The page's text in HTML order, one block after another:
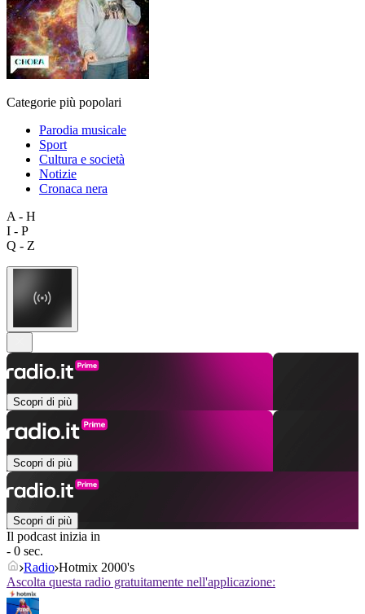
Categorie più popolari
Parodia musicale
Sport
Cultura e società
Notizie
Cronaca nera
A - H
I - P
Q - Z
Scopri di più
Scopri di più
Scopri di più
Il podcast inizia in
- 0 sec.
Radio Hotmix 2000's
Ascolta questa radio gratuitamente nell'applicazione: